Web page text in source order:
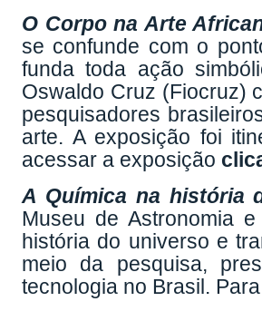
O Corpo na Arte
se confunde com o
funda toda ação
Oswaldo Cruz (Fiocruz)
pesquisadores
arte. A exposição foi
acessar a exposição
A Química na história
Museu de Astronomia
história do universo e
meio da pesquisa,
tecnologia no Brasil.